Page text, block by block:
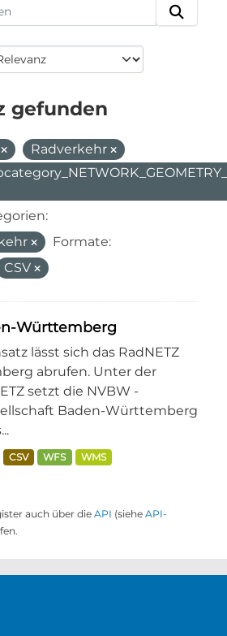
gefunden
Radverkehr
Formate:
CSV
Württemberg
lässt sich das RadNETZ
abrufen. Unter der
setzt die NVBW -
Baden-Württemberg
CSV WFS WMS
auch über die API (siehe API-